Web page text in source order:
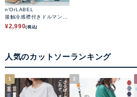
n'OrLABEL
接触冷感襟付きドルマンT
シャツ
¥2,990(税込)
人気のカットソーランキング
1 2